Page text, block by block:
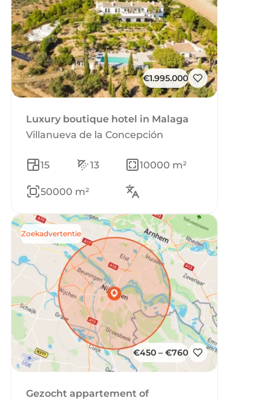
€1.995.000
Luxury boutique hotel in Malaga
Villanueva de la Concepción
15 13 10000 m²
50000 m²
Zoekadvertentie
€450 – €760
Gezocht appartement of